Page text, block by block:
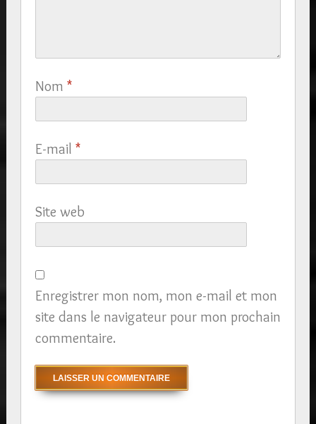
Nom *
E-mail *
Site web
Enregistrer mon nom, mon e-mail et mon
site dans le navigateur pour mon prochain
commentaire.